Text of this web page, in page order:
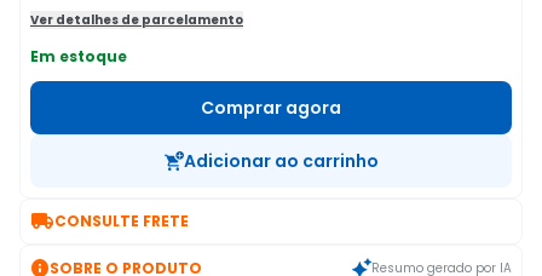
Ver detalhes de parcelamento
Em estoque
Comprar agora
Adicionar ao carrinho
CONSULTE FRETE
SOBRE O PRODUTO Resumo gerado por IA